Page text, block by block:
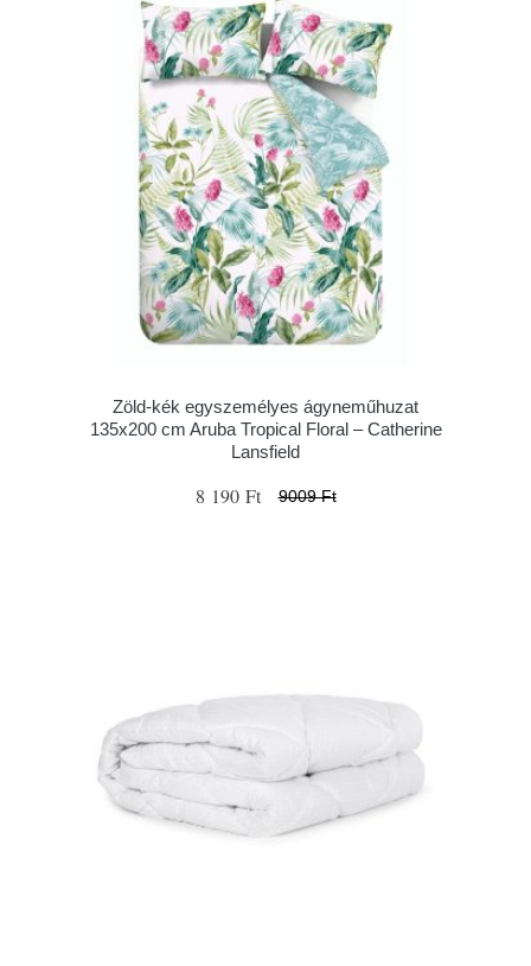
Zöld-kék egyszemélyes ágyneműhuzat
135x200 cm Aruba Tropical Floral – Catherine
Lansfield
8 190 Ft 9009 Ft